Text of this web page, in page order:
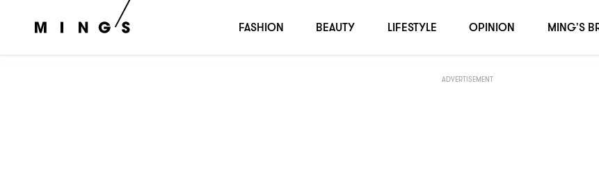
ADVERTISEMENT
FASHION BEAUTY LIFESTYLE OPINION MING'S
花朵在球鞋上綻放 SUSAN FANG NIKE